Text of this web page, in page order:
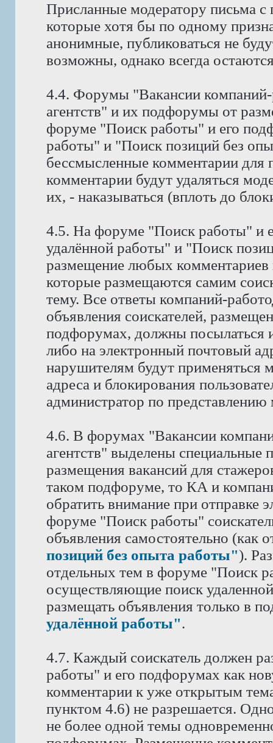
Присланные модератору письма
которые хотя бы по одному
анонимные, публиковаться не
возможны, однако всегда
4.4. Форумы "Вакансии компаний-
агентств" и их подфорумы от
форуме "Поиск работы" и его
работы" и "Поиск позиций без
бессмысленные комментарии для
комментарии будут удаляться
их, - наказываться (вплоть до
4.5. На форуме "Поиск работы" и
удалённой работы" и "Поиск
размещение любых комментариев
которые размещаются самим
тему. Все ответы компаний-
объявления соискателей,
подфорумах, должны посылаться
либо на электронный почтовый
нарушителям будут применяться
адреса и блокирования
администратор по представлению
4.6. В форумах "Вакансии
агентств" выделены
размещения вакансий для
таком подфоруме, то КА и
обратить внимание при отправке
форуме "Поиск работы"
объявления самостоятельно
позиций без опыта работы").
отдельных тем в форуме "Поиск
осуществляющие поиск
размещать объявления только в
удалённой работы".
4.7. Каждый соискатель должен
работы" и его подфорумах как
комментарии к уже открытым
пунктом 4.6) не разрешается.
не более одной темы